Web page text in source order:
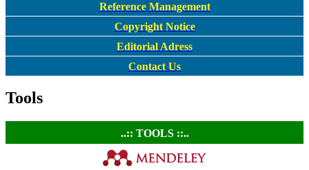
Reference Management
Copyright Notice
Editorial Adress
Contact Us
Tools
..:: TOOLS ::..